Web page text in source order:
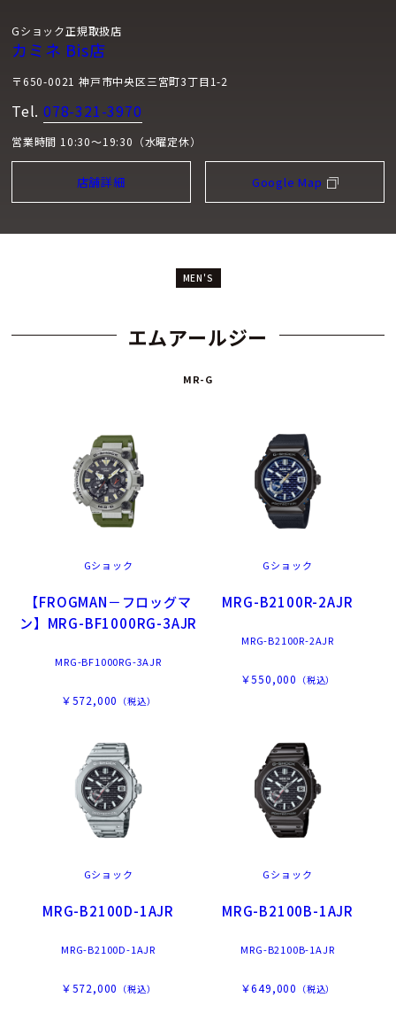
Gショック正規取扱店
カミネ Bis店
〒650-0021 神戸市中央区三宮町3丁目1-2
Tel. 078-321-3970
営業時間 10:30～19:30（水曜定休）
店舗詳細 Google Map
MEN'S
エムアールジー
MR-G
Gショック
【FROGMAN－フロッグマ
ン】MRG-BF1000RG-3AJR
MRG-BF1000RG-3AJR
￥572,000 （税込）
Gショック
MRG-B2100R-2AJR
MRG-B2100R-2AJR
￥550,000 （税込）
Gショック
MRG-B2100D-1AJR
MRG-B2100D-1AJR
￥572,000 （税込）
Gショック
MRG-B2100B-1AJR
MRG-B2100B-1AJR
￥649,000 （税込）